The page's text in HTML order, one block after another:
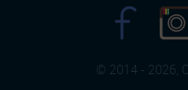
© 2014 - 2026,